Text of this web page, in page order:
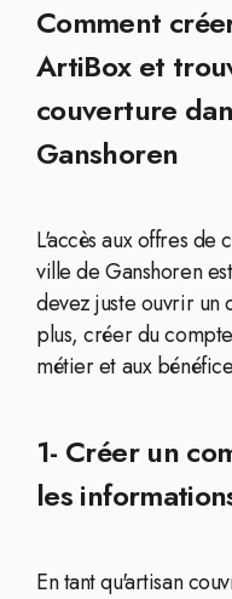
Comment
ArtiBox et
couverture
Ganshoren
L'accès aux offres de
ville de Ganshoren
devez juste ouvrir un
plus, créer du
métier et aux
1- Créer un
les
En tant qu'artisan